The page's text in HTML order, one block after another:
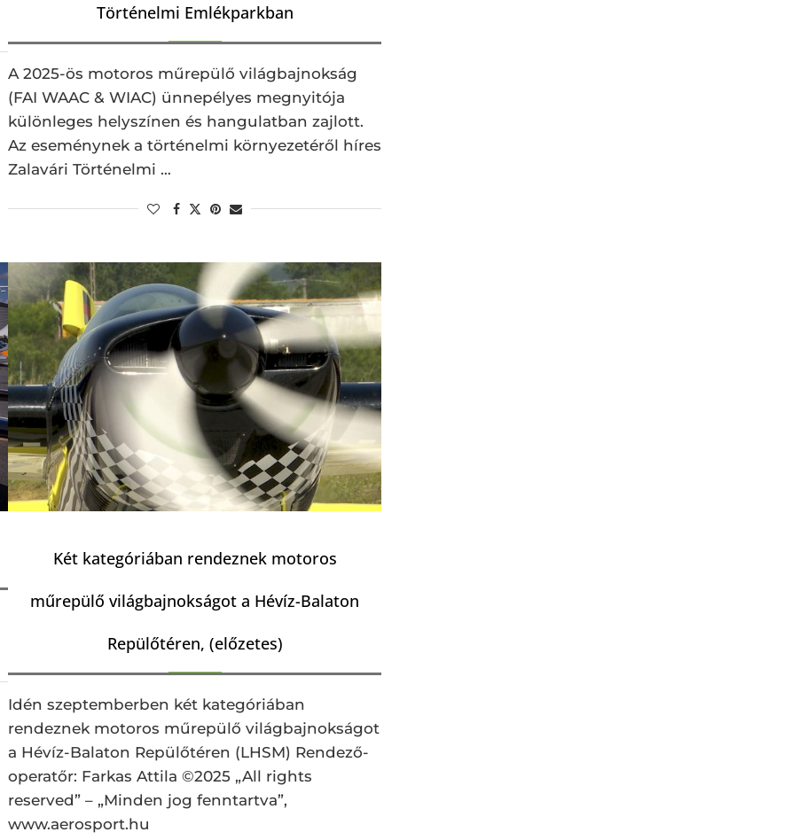
Történelmi Emlékparkban
A 2025-ös motoros műrepülő világbajnokság
(FAI WAAC & WIAC) ünnepélyes megnyitója
különleges helyszínen és hangulatban zajlott.
Az eseménynek a történelmi környezetéről híres
Zalavári Történelmi …
Két kategóriában rendeznek motoros
műrepülő világbajnokságot a Hévíz-Balaton
Repülőtéren, (előzetes)
Idén szeptemberben két kategóriában
rendeznek motoros műrepülő világbajnokságot
a Hévíz-Balaton Repülőtéren (LHSM) Rendező-
operatőr: Farkas Attila ©2025 „All rights
reserved” – „Minden jog fenntartva”,
www.aerosport.hu